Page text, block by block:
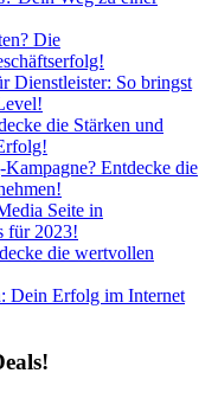
Die
Dienstleister: So bringst
die Stärken und
Entdecke die
Seite in
für 2023!
die wertvollen
Dein Erfolg im Internet